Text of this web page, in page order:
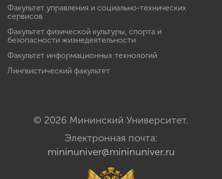
Факультет управления и социально-технических
сервисов
Факультет физической культуры, спорта и
безопасности жизнедеятельности
Факультет информационных технологий
Лингвистический факультет
© 2026 Мининский Университет.
Электронная почта:
mininuniver@mininuniver.ru